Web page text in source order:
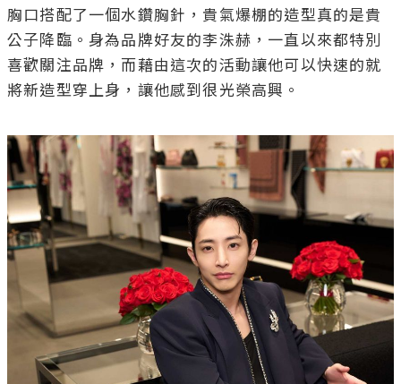
胸口搭配了一個水鑽胸針，貴氣爆棚的造型真的是貴
公子降臨。身為品牌好友的李洙赫，一直以來都特別
喜歡關注品牌，而藉由這次的活動讓他可以快速的就
將新造型穿上身，讓他感到很光榮高興。